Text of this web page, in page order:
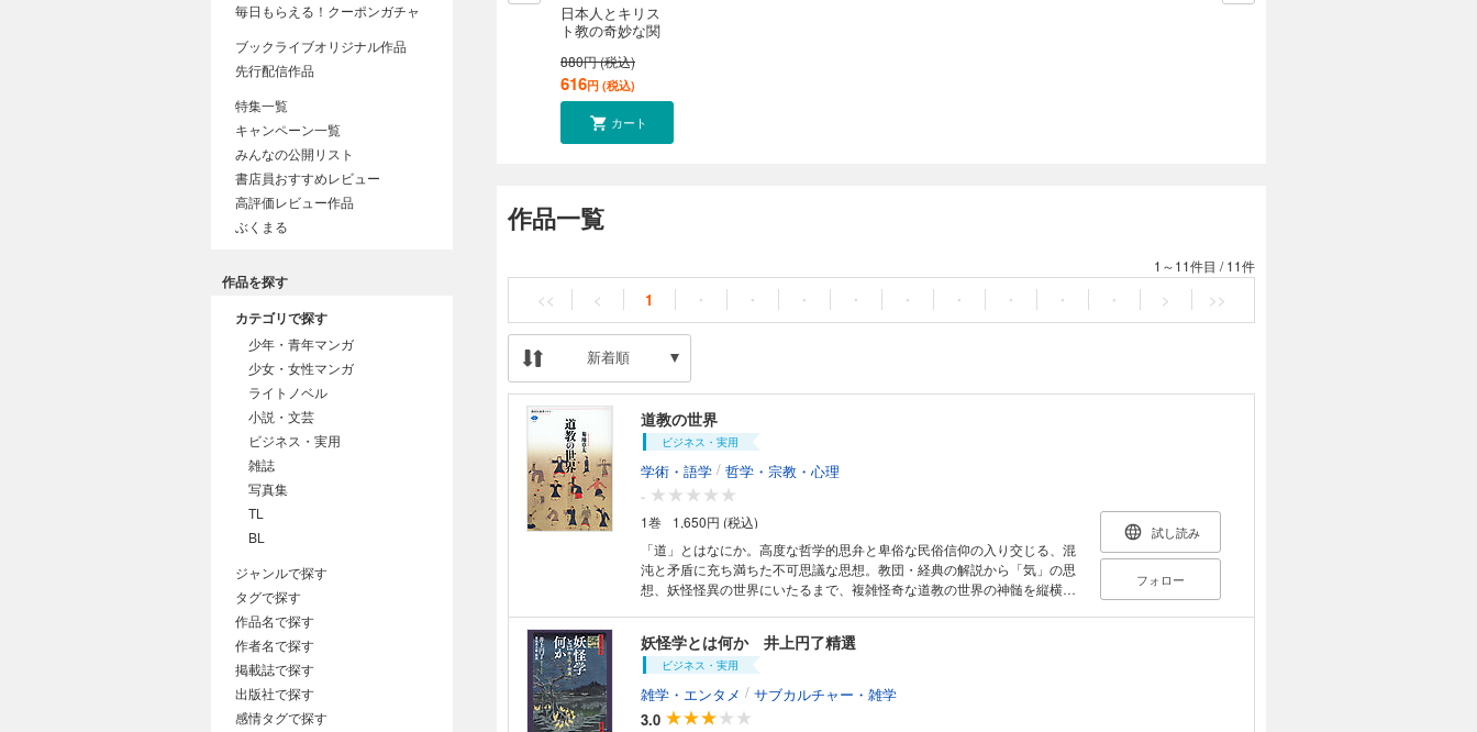
日本人とキリス
ト教の奇妙な関
880円 (税込)
616円 (税込)
カート
作品一覧
1～11件目 /11件
<< < 1 ・ ・ ・ ・ ・ ・ ・ ・ ・ > >>
新着順
道教の世界
ビジネス・実用
学術・語学 / 哲学・宗教・心理
-
1巻
1,650円 (税込)
「道」とはなにか。高度な哲学的思弁と卑俗な民俗信仰の入り交じる、混
沌と矛盾に充ち満ちた不可思議な思想。教団・経典の解説から「気」の思
想、妖怪怪異の世界にいたるまで、複雑怪奇な道教の世界の神髄を縦横無
章 その喧騒のただなかで 山岳信仰／仙人／女神 第四章 陰気が陽気を
犯すとき 文学／怪異／年中行事 第五章 体のなかは虫だらけ 民俗／医療
／日本文化 第六章 十中八九でたらめでも 学術史／学者／現在 あとがき
参考文献 索引
試し読み
フォロー
妖怪学とは何か 井上円了精選
ビジネス・実用
雑学・エンタメ / サブカルチャー・雑学
3.0
毎日もらえる！クーポンガチャ
ブックライブオリジナル作品
先行配信作品
特集一覧
キャンペーン一覧
みんなの公開リスト
書店員おすすめレビュー
高評価レビュー作品
ぶくまる
作品を探す
カテゴリで探す
少年・青年マンガ
少女・女性マンガ
ライトノベル
小説・文芸
ビジネス・実用
雑誌
写真集
TL
BL
ジャンルで探す
タグで探す
作品名で探す
作者名で探す
掲載誌で探す
出版社で探す
感情タグで探す